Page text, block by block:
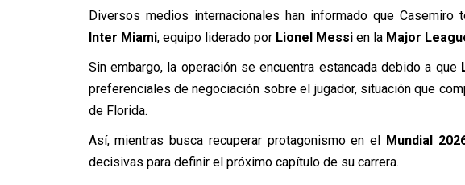
Diversos medios internacionales han informado que Casemiro
Inter Miami, equipo liderado por Lionel Messien la Major
Sin embargo, la operación se encuentra estancada debido a que
preferenciales de negociación sobre el jugador, situación que
de Florida.
Así, mientras busca recuperar protagonismo en el Mundial
decisivas para definir el próximo capítulo de su carrera.